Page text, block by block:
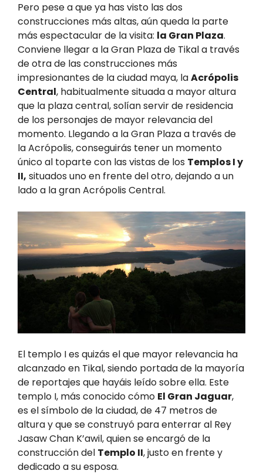
Pero pese a que ya has visto las dos
construcciones más altas, aún queda la parte
más espectacular de la visita: la Gran Plaza.
Conviene llegar a la Gran Plaza de Tikal a través
de otra de las construcciones más
impresionantes de la ciudad maya, laAcrópolis
Central, habitualmente situada a mayor altura
que la plaza central, solían servir de residencia
de los personajes de mayor relevancia del
momento. Llegando a la Gran Plaza a través de
la Acrópolis, conseguirás tener un momento
único al toparte con las vistas de los Templos I y
II, situados uno en frente del otro, dejando a un
lado a la gran Acrópolis Central.
El templo I es quizás el que mayor relevancia ha
alcanzado en Tikal, siendo portada de la mayoría
de reportajes que hayáis leído sobre ella. Este
templo I, más conocido cómo El Gran Jaguar,
es el símbolo de la ciudad, de 47 metros de
altura y que se construyó para enterrar al Rey
Jasaw Chan K’awil, quien se encargó de la
construcción del Templo II, justo en frente y
dedicado a su esposa.